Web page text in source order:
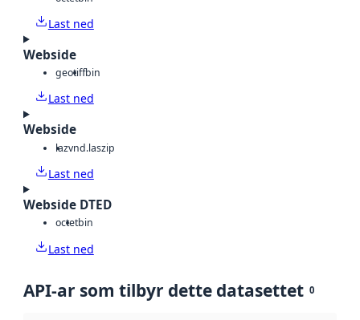
Last ned
Webside
geotiffbin
Last ned
Webside
lazvnd.laszip
Last ned
Webside DTED
octetbin
Last ned
API-ar som tilbyr dette datasettet 0